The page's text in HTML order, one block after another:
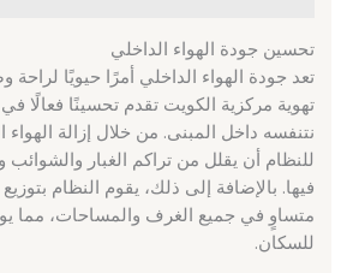
تحسين جودة الهواء الداخلي
تعد جودة الهواء الداخلي أمرًا حيويًا
تهوية مركزية الكويت تقدم تحسينًا فعالًا
نتنفسه داخل المبنى. من خلال إزالة الهواء
للنظام أن يقلل من تراكم الغبار والشوائب
فيها. بالإضافة إلى ذلك، يقوم النظام
متساوٍ في جميع الغرف والمساحات، مما
للسكان.